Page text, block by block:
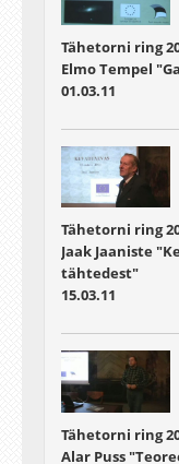
Tähetorni ring
Elmo Tempel
01.03.11
Tähetorni ring
Jaak Jaaniste
tähtedest"
15.03.11
Tähetorni ring
Alar Puss